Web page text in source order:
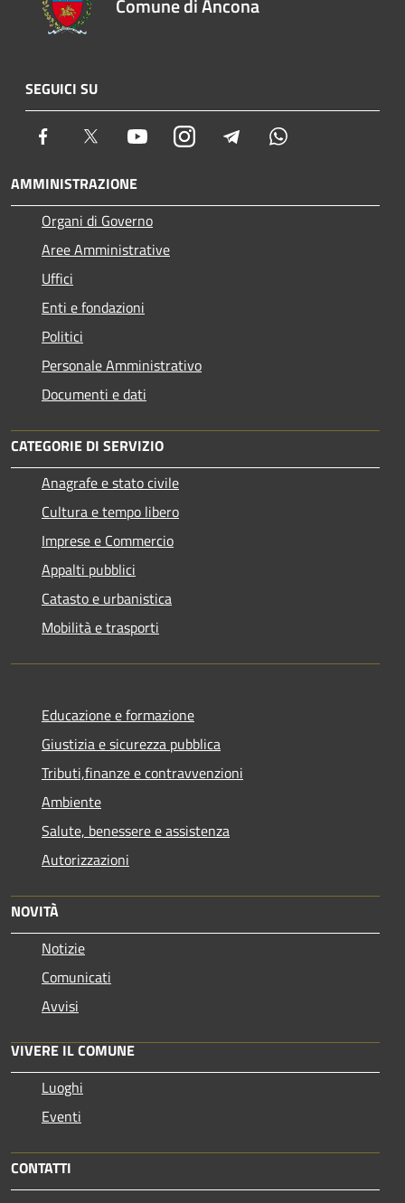
SEGUICI SU
Facebook Twitter YoutubeInstagram Telegram
AMMINISTRAZIONE
Organi di Governo
Aree Amministrative
Uffici
Enti e fondazioni
Politici
Personale Amministrativo
Documenti e dati
CATEGORIE DI SERVIZIO
Anagrafe e stato civile
Cultura e tempo libero
Imprese e Commercio
Appalti pubblici
Catasto e urbanistica
Mobilità e trasporti
Educazione e formazione
Giustizia e sicurezza pubblica
Tributi,finanze e contravvenzioni
Ambiente
Salute, benessere e assistenza
Autorizzazioni
NOVITÀ
Notizie
Comunicati
Avvisi
VIVERE IL COMUNE
Luoghi
Eventi
CONTATTI